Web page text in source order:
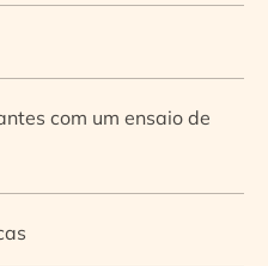
com um ensaio de